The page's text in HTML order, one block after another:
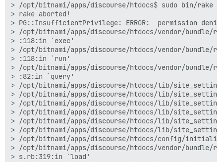
> /opt/bitnami/apps/discourse/htdocs$ sudo bin/rake
> rake aborted!
> PG::InsufficientPrivilege: ERROR:  permission
> /opt/bitnami/apps/discourse/htdocs/vendor/
> :118:in `exec'
> /opt/bitnami/apps/discourse/htdocs/vendor/
> :118:in `run'
> /opt/bitnami/apps/discourse/htdocs/vendor/
> :82:in `query'
> /opt/bitnami/apps/discourse/htdocs/lib/
> /opt/bitnami/apps/discourse/htdocs/lib/
> /opt/bitnami/apps/discourse/htdocs/lib/
> /opt/bitnami/apps/discourse/htdocs/lib/
> /opt/bitnami/apps/discourse/htdocs/lib/
> /opt/bitnami/apps/discourse/htdocs/lib/
> /opt/bitnami/apps/discourse/htdocs/config/
> /opt/bitnami/apps/discourse/htdocs/vendor/bundle/
> s.rb:319:in `load'